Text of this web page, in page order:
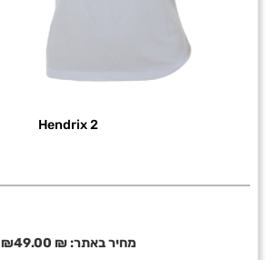
Hendrix 2
מחיר באתר:₪
₪49.00